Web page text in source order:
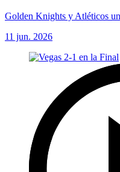
Golden Knights y Atléticos
11 jun. 2026